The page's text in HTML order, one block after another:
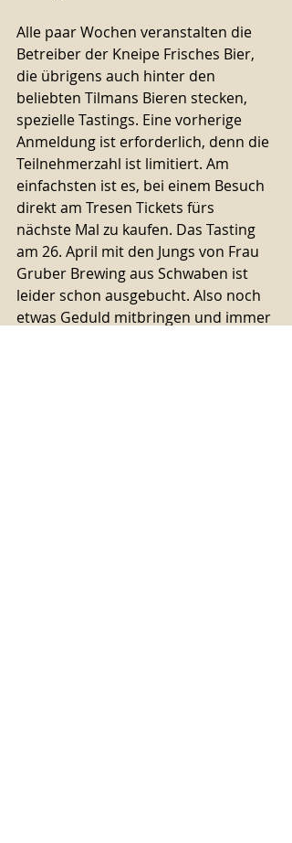
Alle paar Wochen veranstalten die
Betreiber der Kneipe Frisches Bier,
die übrigens auch hinter den
beliebten Tilmans Bieren stecken,
spezielle Tastings. Eine vorherige
Anmeldung ist erforderlich, denn die
Teilnehmerzahl ist limitiert. Am
einfachsten ist es, bei einem Besuch
direkt am Tresen Tickets fürs
nächste Mal zu kaufen. Das Tasting
am 26. April mit den Jungs von Frau
Gruber Brewing aus Schwaben ist
leider schon ausgebucht. Also noch
etwas Geduld mitbringen und immer